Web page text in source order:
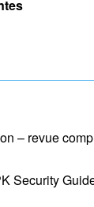
– revue
Security